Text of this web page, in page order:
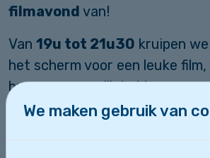
filmavond van!
Van 19u tot 21u30 kruipen
het scherm voor een leuke film,
humor en gezelligheid.
Je mag gerust een snack
te genieten tijdens de film.
We maken gebruik van